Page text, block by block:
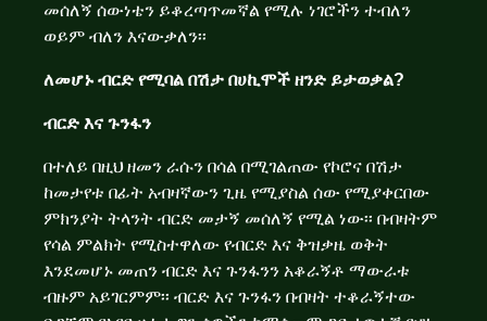
መሰለኝ ሰውነቴን ይቆረጣጥመኛል የሚሉ ነገሮችን ተብለን
ወይም ብለን እናውቃለን፡፡
ለመሆኑ ብርድ የሚባል በሽታ በሀኪሞች ዘንድ ይታወቃል?
ብርድ እና ጉንፋን
በተለይ በዚህ ዘመን ራሱን በሳል በሚገልጠው የኮሮና በሽታ
ከመታየቱ በፊት አብዛኛውን ጊዜ የሚያስል ሰው የሚያቀርበው
ምክንያት ትላንት ብርድ መታኝ መሰለኝ የሚል ነው፡፡ በብዛትም
የሳል ምልክት የሚስተዋለው የብርድ እና ቅዝቃዜ ወቅት
እንደመሆኑ መጠን ብርድ እና ጉንፋንን አቆራኝቶ ማውራቱ
ብዙም አይገርምም፡፡ ብርድ እና ጉንፋን በብዛት ተቆራኝተው